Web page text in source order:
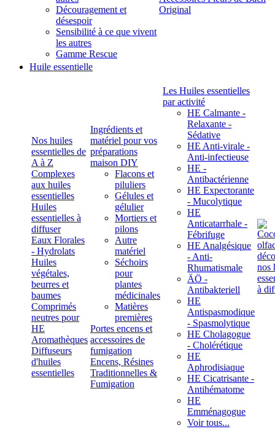
Découragement et
désespoir
Sensibilité à ce que vivent
les autres
Gamme Rescue
Original
Huile essentielle
Nos huiles
essentielles de
A à Z
Complexes
aux huiles
essentielles
Huiles
essentielles à
diffuser
Eaux Florales
- Hydrolats
Huiles
végétales,
beurres et
baumes
Comprimés
neutres pour
HE
Aromathèques
Diffuseurs
d'huiles
essentielles
Ingrédients et
matériel pour vos
préparations
maison DIY
Flacons et
piluliers
Gélules et
gélulier
Mortiers et
pilons
Autre
matériel
Séchoirs
pour
plantes
médicinales
Matières
premières
Portes encens et
accessoires de
fumigation
Encens, Résines
Traditionnelles &
Fumigation
Les Huiles essentielles
par activité
HE Calmante -
Relaxante -
Sédative
HE Anti-virale -
Anti-infectieuse
HE -
Antibactérienne
HE Expectorante
- Mucolytique
HE
Anticatarrhale -
Fébrifuge
HE Analgésique
- Anti-
Rhumatismale
ÄÖ -
Antibakteriell
HE
Antispasmodique
- Spasmolytique
HE Cholagogue
- Cholérétique
HE
Aphrodisiaque
HE Cicatrisante -
Antihématome
HE
Emménagogue
Voir tous...